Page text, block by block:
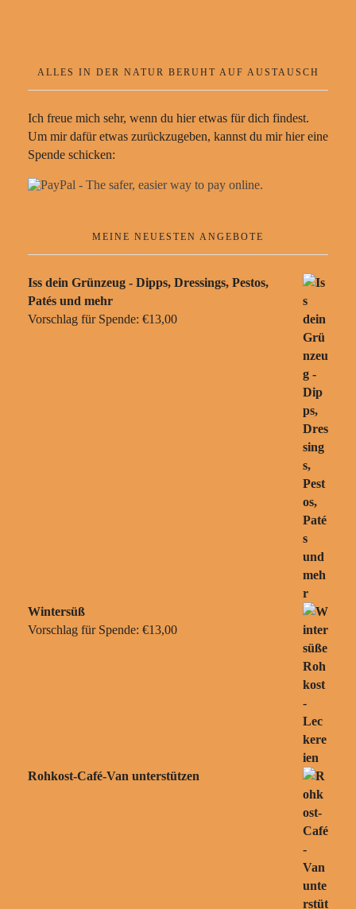
ALLES IN DER NATUR BERUHT AUF AUSTAUSCH
Ich freue mich sehr, wenn du hier etwas für dich findest.
Um mir dafür etwas zurückzugeben, kannst du mir hier eine
Spende schicken:
MEINE NEUESTEN ANGEBOTE
Iss dein Grünzeug - Dipps, Dressings, Pestos,
Patés und mehr
Vorschlag für Spende: €13,00
Wintersüß
Vorschlag für Spende: €13,00
Rohkost-Café-Van unterstützen